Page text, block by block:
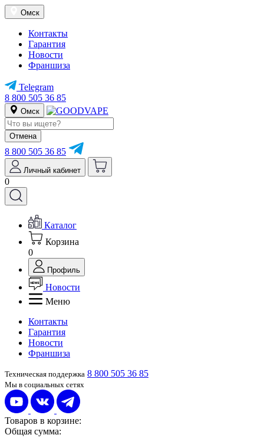
Омск
Контакты
Гарантия
Новости
Франшиза
Telegram
8 800 505 36 85
Омск
Отмена
8 800 505 36 85
Личный кабинет
0
Каталог
Корзина
0
Профиль
Новости
Меню
Контакты
Гарантия
Новости
Франшиза
Техническая поддержка 8 800 505 36 85
Мы в социальных сетях
Товаров в корзине:
Общая сумма: